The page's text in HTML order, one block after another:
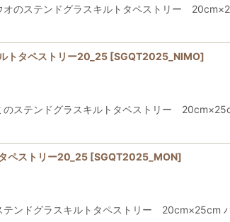
のステンドグラスキルトタペストリー
トタペストリー20_25 [SGQT2025_NIMO]
ステンドグラスキルトタペストリー
ペストリー20_25 [SGQT2025_MON]
ンドグラスキルトタペストリー 20cm×25cm